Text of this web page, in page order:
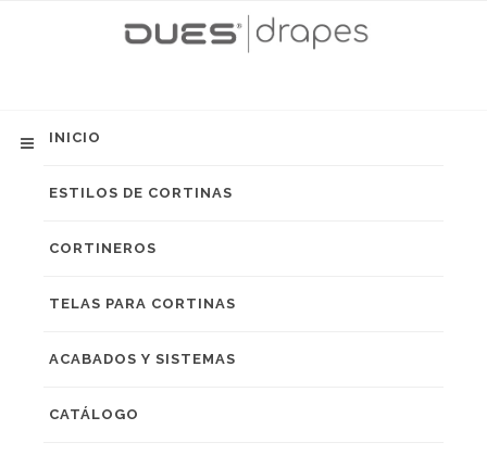
INICIO
ESTILOS DE CORTINAS
CORTINEROS
TELAS PARA CORTINAS
ACABADOS Y SISTEMAS
CATÁLOGO